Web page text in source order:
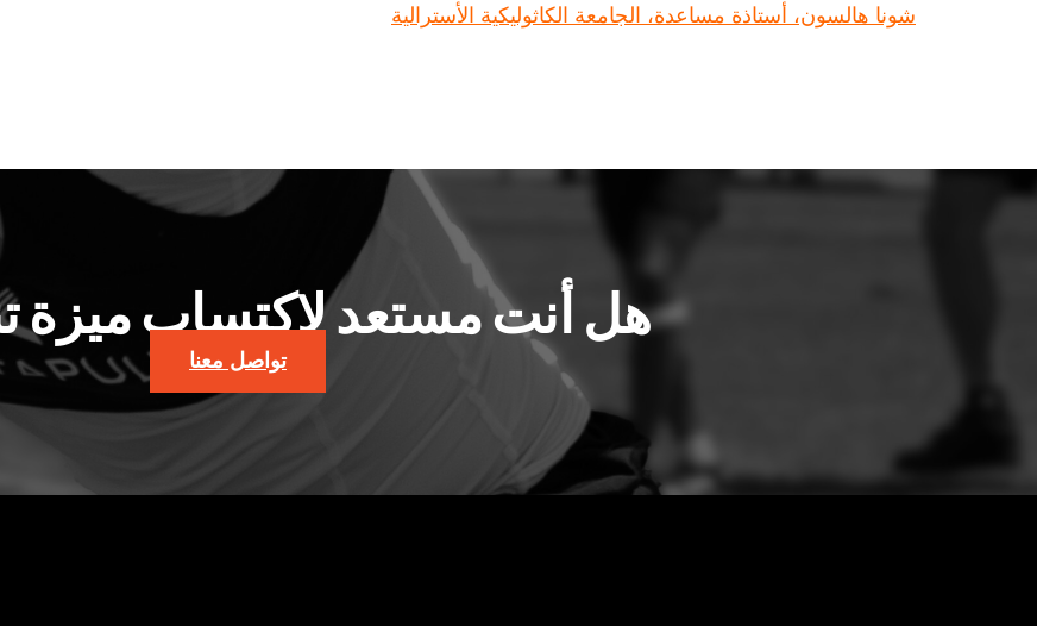
شونا هالسون، أستاذة مساعدة، الجامعة الكاثوليكية الأسترالية
هل أنت مستعد لاكتساب ميزة
تواصل معنا